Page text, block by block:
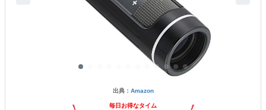
出典： Amazon
毎日お得なタイム